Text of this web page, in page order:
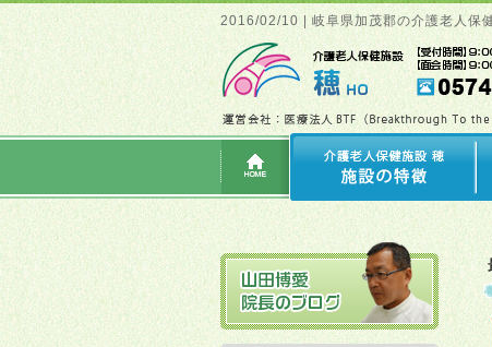
2016/02/10 | 岐阜県加茂郡の介護老人保